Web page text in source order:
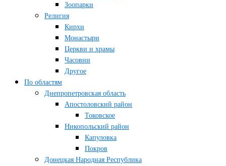
Зоопарки
Религия
Кирхи
Монастыри
Церкви и храмы
Часовни
Другое
По областям
Днепропетровская область
Апостоловский район
Токовское
Никопольский район
Капуловка
Покров
Донецкая Народная Республика